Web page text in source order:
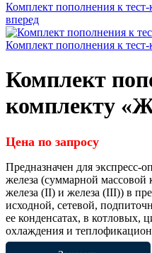
Комплект пополнения к
вперед
Комплект пополнения к
Комплект
комплекту
Цена по запросу
Предназначен для экспресс-
железа (суммарной массовой
железа (II) и железа (III)) в
исходной, сетевой,
ее конденсатах, в котловых,
охлаждения и